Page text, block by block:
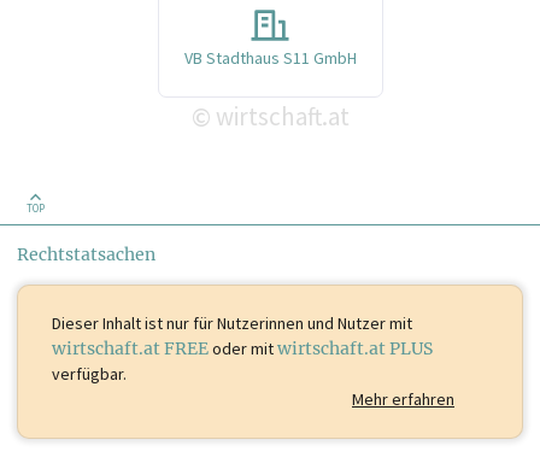
VB Stadthaus S11 GmbH
© wirtschaft.at
TOP
Rechtstatsachen
Dieser Inhalt istnur für Nutzerinnen und Nutzer mit
wirtschaft.at FREEoder mitwirtschaft.at PLUS
verfügbar.
Mehr erfahren